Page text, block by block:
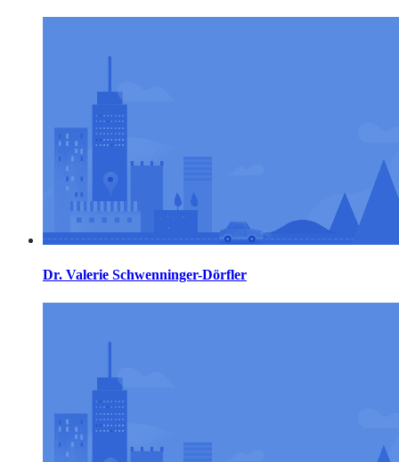
Dr. Valerie Schwenninger-Dörfler